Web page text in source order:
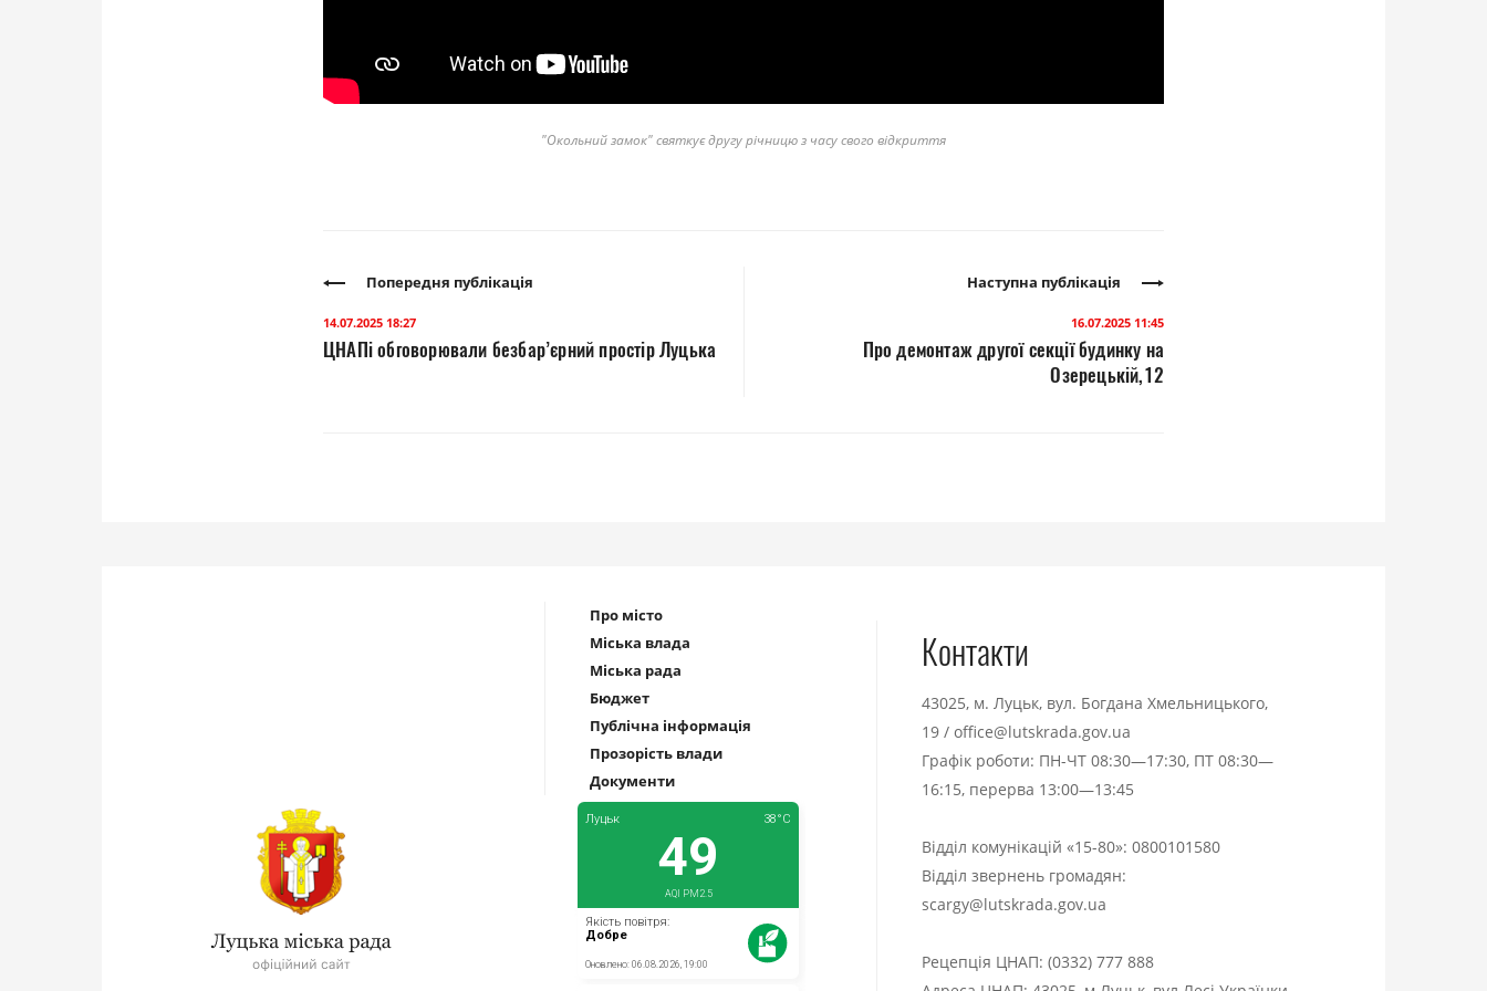
"Окольний замок" святкує другу річницю з часу свого відкриття
Попередня публікація
14.07.2025 18:27
ЦНАПі обговорювали безбар’єрний простір Луцька
Наступна публікація
16.07.2025 11:45
Про демонтаж другої секції будинку на
Озерецькій,12
Про місто
Міська влада
Міська рада
Бюджет
Публічна інформація
Прозорість влади
Документи
Контакти
43025, м. Луцьк, вул. Богдана Хмельницького,
19 / office@lutskrada.gov.ua
Графік роботи: ПН-ЧТ 08:30—17:30, ПТ 08:30—
16:15, перерва 13:00—13:45
Відділ комунікацій «15-80»: 0800101580
Відділ звернень громадян:
scargy@lutskrada.gov.ua
Рецепція ЦНАП: (0332) 777 888